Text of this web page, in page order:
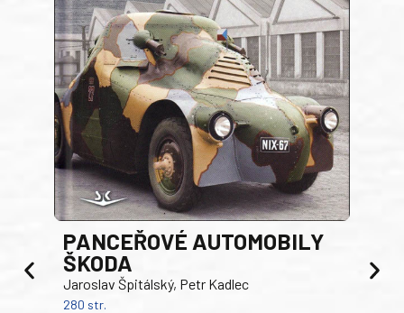
PANCEŘOVÉ AUTOMOBILY
ŠKODA
Jaroslav Špitálský, Petr Kadlec
280 str.